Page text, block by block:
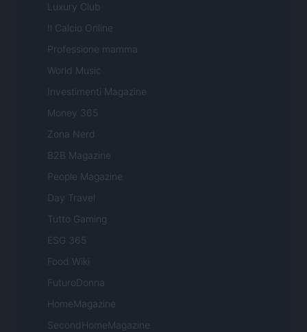
Luxury Club
Il Calcio Online
Professione mamma
World Music
Investimenti Magazine
Money 365
Zona Nerd
B2B Magazine
People Magazine
Day Travel
Tutto Gaming
ESG 365
Food Wiki
FuturoDonna
HomeMagazine
SecondHomeMagazine